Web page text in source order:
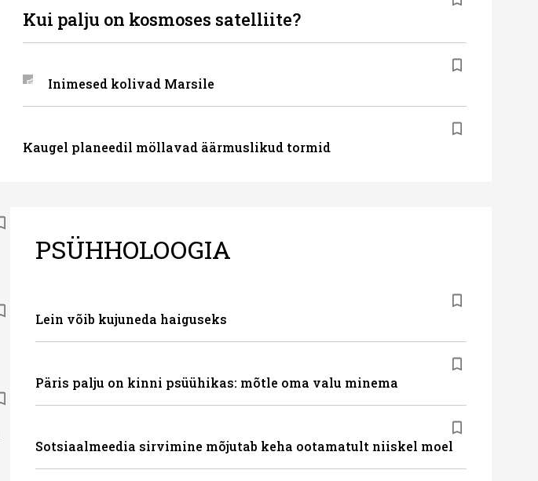
Kui palju on kosmoses satelliite?
Inimesed kolivad Marsile
Kaugel planeedil möllavad äärmuslikud tormid
PSÜHHOLOOGIA
Lein võib kujuneda haiguseks
Päris palju on kinni psüühikas: mõtle oma valu minema
Sotsiaalmeedia sirvimine mõjutab keha ootamatult niiskel moel